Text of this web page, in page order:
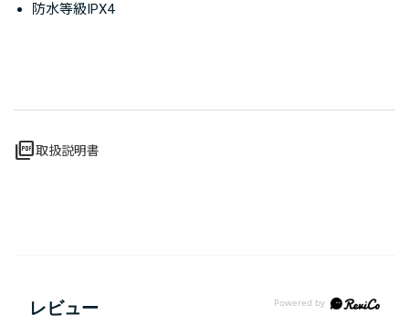
防水等級IPX4
picture_as_pdf取扱説明書
レビュー